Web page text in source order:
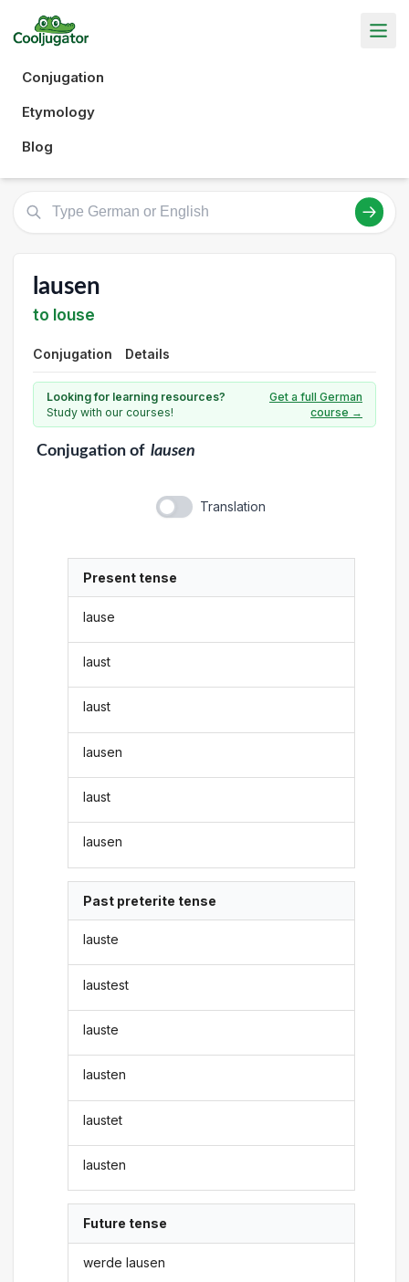
Conjugation
Etymology
Blog
lausen
to louse
Conjugation Details
Looking for learning resources?
Study with our courses!
Get a full German
course →
Conjugationof lausen
Translation
Present tense
lause
laust
laust
lausen
laust
lausen
Past preterite tense
lauste
laustest
lauste
lausten
laustet
lausten
Future tense
werde lausen